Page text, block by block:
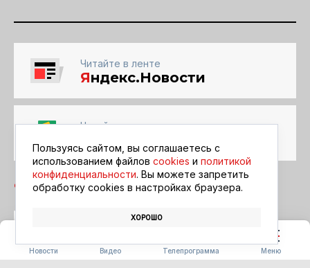
Новости Видео Телепрограмма Меню
Читайте в ленте
Яндекс.Новости
Читайте в ленте
АФИША
Пользуясь сайтом, вы соглашаетесь с
использованием файлов cookies и политикой
конфиденциальности. Вы можете запретить
обработку сookies в настройках браузера.
ХОРОШО